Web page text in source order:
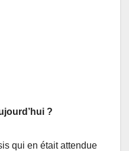
?
qui en était attendue